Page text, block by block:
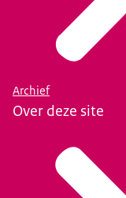
Archief
Over deze site